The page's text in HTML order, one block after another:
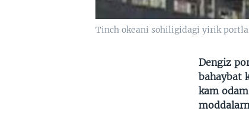
Tinch okeani sohiligidagi yirik
Dengiz
bahaybat
kam